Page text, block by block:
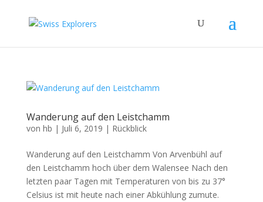
Wanderung auf den Leistchamm
von hb | Juli 6, 2019 | Rückblick
Wanderung auf den Leistchamm Von Arvenbühl auf
den Leistchamm hoch über dem Walensee Nach den
letzten paar Tagen mit Temperaturen von bis zu 37°
Celsius ist mit heute nach einer Abkühlung zumute.